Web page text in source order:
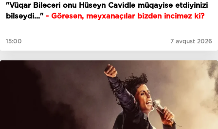
"Vüqar Biləcəri onu Hüseyn Cavidlə müqayisə etdiyinizi
bilsəydi..." - Görəsən, meyxanaçılar bizdən inciməz ki?
15:00 7 avqust 2026